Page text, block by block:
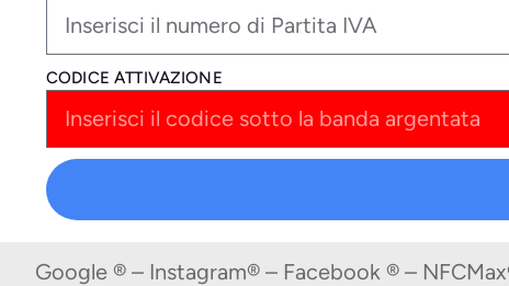
CODICE ATTIVAZIONE
Google ® – Instagram® – Facebook ® –